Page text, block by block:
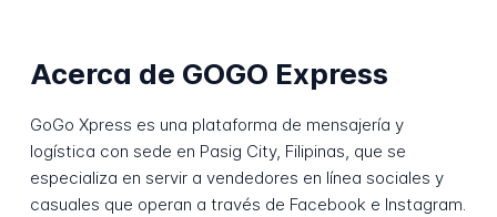
Acerca de GOGO Express
GoGo Xpress es una plataforma de mensajería y
logística con sede en Pasig City, Filipinas, que se
especializa en servir a vendedores en línea sociales y
casuales que operan a través de Facebook e Instagram.